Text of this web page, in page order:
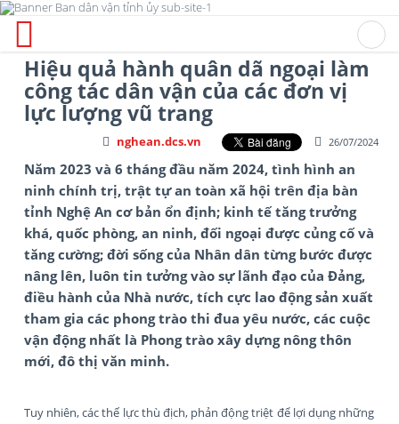
Hiệu quả hành quân dã ngoại làm
công tác dân vận của các đơn vị
lực lượng vũ trang
26/07/2024
nghean.dcs.vn
Năm 2023 và 6 tháng đầu năm 2024, tình hình an
ninh chính trị, trật tự an toàn xã hội trên địa bàn
tỉnh Nghệ An cơ bản ổn định; kinh tế tăng trưởng
khá, quốc phòng, an ninh, đối ngoại được củng cố và
tăng cường; đời sống của Nhân dân từng bước được
nâng lên, luôn tin tưởng vào sự lãnh đạo của Đảng,
điều hành của Nhà nước, tích cực lao động sản xuất
tham gia các phong trào thi đua yêu nước, các cuộc
vận động nhất là Phong trào xây dựng nông thôn
mới, đô thị văn minh.
Tuy nhiên, các thế lực thù địch, phản động triệt để lợi dụng những